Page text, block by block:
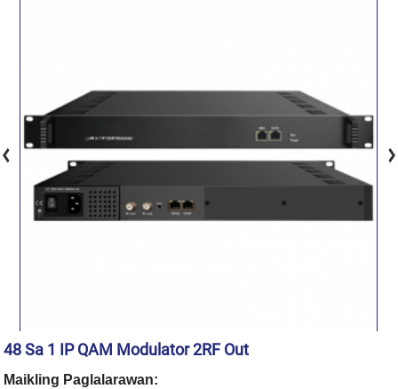
48 Sa 1 IP QAM Modulator 2RF Out
Maikling Paglalarawan: